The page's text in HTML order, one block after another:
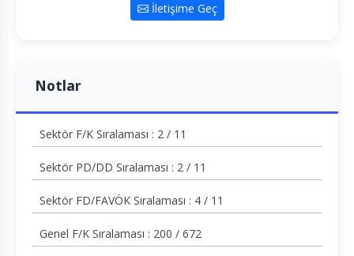
İletişime Geç
Notlar
Sektör F/K Sıralaması : 2 / 11
Sektör PD/DD Sıralaması : 2 / 11
Sektör FD/FAVÖK Sıralaması : 4 / 11
Genel F/K Sıralaması : 200 / 672